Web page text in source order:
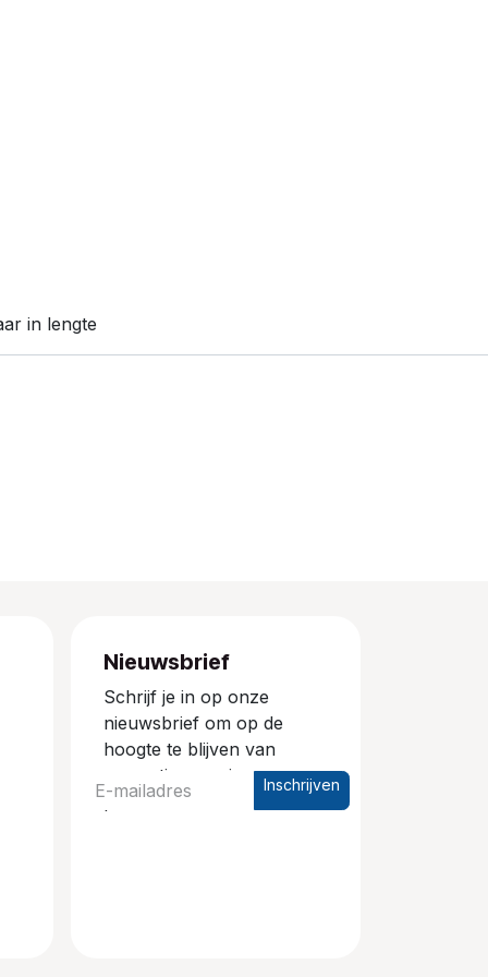
in lengte
Nieuwsbrief
Schrijf je in op onze
nieuwsbrief om op de
hoogte te blijven van
promoties en nieuwe
producten.
Inschrijven